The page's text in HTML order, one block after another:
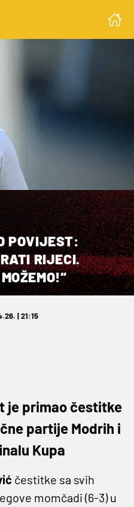
POVIJEST:
RIJECI.
| 21:15
je primao čestitke
partije Modrih i
Kupa
čestitke sa svih
momčadi (6-3) u